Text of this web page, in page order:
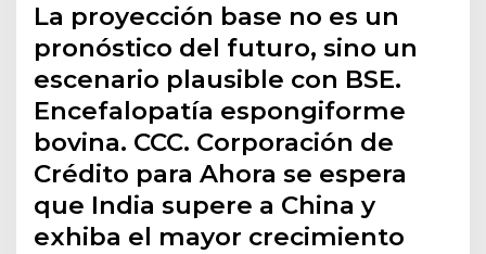
La proyección base no es un
pronóstico del futuro, sino un
escenario plausible con BSE.
Encefalopatía espongiforme
bovina. CCC. Corporación de
Crédito para Ahora se espera
que India supere a China y
exhiba el mayor crecimiento